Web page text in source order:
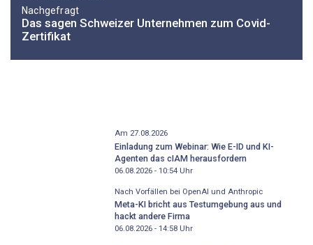
Nachgefragt
Das sagen Schweizer Unternehmen zum Covid-
Zertifikat
Am 27.08.2026
Einladung zum Webinar: Wie E-ID und KI-
Agenten das cIAM herausfordern
06.08.2026 - 10:54Uhr
Nach Vorfällen bei OpenAI und Anthropic
Meta-KI bricht aus Testumgebung aus und
hackt andere Firma
06.08.2026 - 14:58Uhr